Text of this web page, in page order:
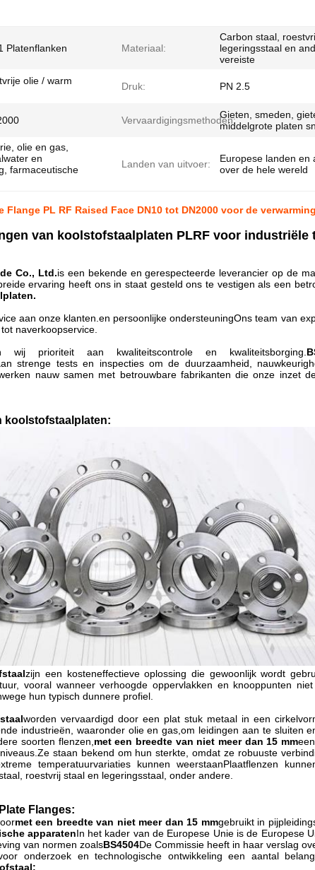
Platenflanken Materiaal:
Carbon staal,
legeringsstaal en
vereiste
olie / warm
Druk: PN 2.5
Vervaardigingsmethoden:Gieten, smeden,
middelgrote platen
olie en gas,
en
farmaceutische
Landen van uitvoer:
Europese landen en
over de hele wereld
Flange PL RF Raised Face DN10 tot DN2000 voor de
van koolstofstaalplaten PLRF voor industriële
Co., Ltd.is een bekende en gerespecteerde leverancier op de
ervaring heeft ons in staat gesteld ons te vestigen als een
aan onze klanten.en persoonlijke ondersteuningOns team van
naverkoopservice.
wij prioriteit aan kwaliteitscontrole en kwaliteitsborging.
strenge tests en inspecties om de duurzaamheid,
nauw samen met betrouwbare fabrikanten die onze inzet
koolstofstaalplaten:
zijn een kosteneffectieve oplossing die gewoonlijk wordt
vooral wanneer verhoogde oppervlakken en knooppunten
hun typisch dunnere profiel.
worden vervaardigd door een plat stuk metaal in een
industrieën, waaronder olie en gas,om leidingen aan te sluiten
soorten flenzen, met een breedte van niet meer dan 15 mm
staan bekend om hun sterkte, omdat ze robuuste
temperatuurvariaties kunnen weerstaanPlaatflenzen
roestvrij staal en legeringsstaal, onder andere.
Flanges:
met een breedte van niet meer dan 15 mmgebruikt in
apparatenIn het kader van de Europese Unie is de Europese
van normen zoalsBS4504De Commissie heeft in haar verslag
onderzoek en technologische ontwikkeling een aantal